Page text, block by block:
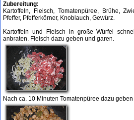
Zubereitung:
Kartoffeln, Fleisch, Tomatenpüree, Brühe,
Pfeffer, Pfefferkörner, Knoblauch, Gewürz.
Kartoffeln und Fleisch in große Würfel
anbraten. Fleisch dazu geben und garen.
Nach ca. 10 Minuten Tomatenpüree dazu